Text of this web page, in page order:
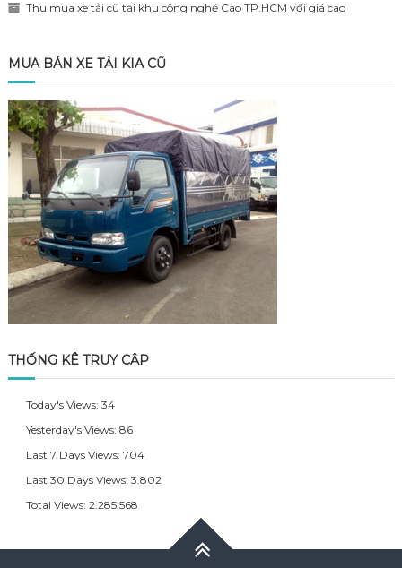
Thu mua xe tải cũ tại khu công nghệ Cao TP.HCM với giá cao
MUA BÁN XE TẢI KIA CŨ
THỐNG KÊ TRUY CẬP
Today's Views: 34
Yesterday's Views: 86
Last 7 Days Views: 704
Last 30 Days Views: 3.802
Total Views: 2.285.568